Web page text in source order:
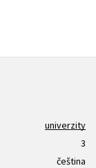
univerzity
3
čeština